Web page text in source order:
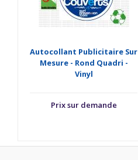
Autocollant Publicitaire Sur
Mesure - Rond Quadri -
Vinyl
Prix sur demande